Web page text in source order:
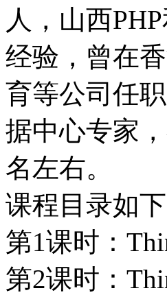
人，山西
经验，曾在
育等公司任
据中心专家
名左右。
课程目录如下
第1课时：
第2课时：